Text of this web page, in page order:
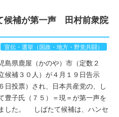
補が第一声 田村前衆院
宣伝・選挙（国政・地方・野党共闘）
島県鹿屋（かのや）市（定数２
候補３０人）が４月１９日告示
日投票）され、日本共産党の、し
豊子氏（７５）＝現＝が第一声を
した。 しばたて候補は、ハンセ